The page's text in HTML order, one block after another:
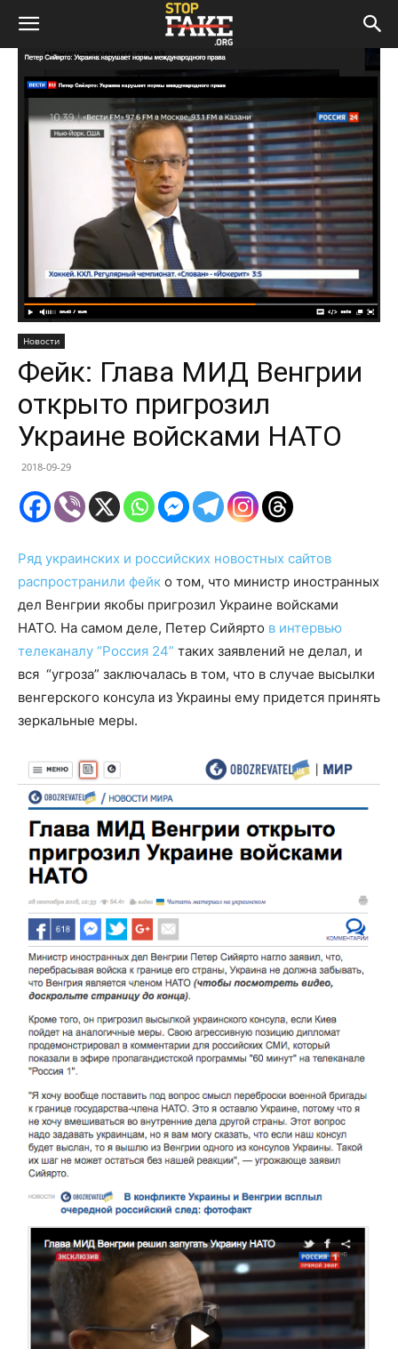
Новости
Фейк: Глава МИД Венгрии
открыто пригрозил
Украине войсками НАТО
2018-09-29
Ряд украинских и российских новостных сайтов
распространили фейк о том, что министр иностранных
дел Венгрии якобы пригрозил Украине войсками
НАТО. На самом деле, Петер Сийярто в интервью
телеканалу “Россия 24” таких заявлений не делал, и
вся “угроза” заключалась в том, что в случае высылки
венгерского консула из Украины ему придется принять
зеркальные меры.